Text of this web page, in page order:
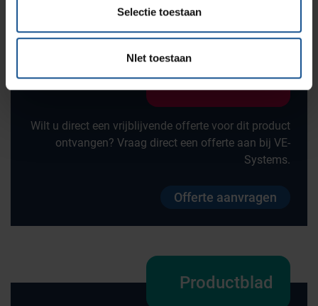
Selectie toestaan
NIet toestaan
Offerte
Wilt u direct een vrijblijvende offerte voor dit product
ontvangen? Vraag direct een offerte aan bij VE-
Systems.
Offerte aanvragen
Productblad